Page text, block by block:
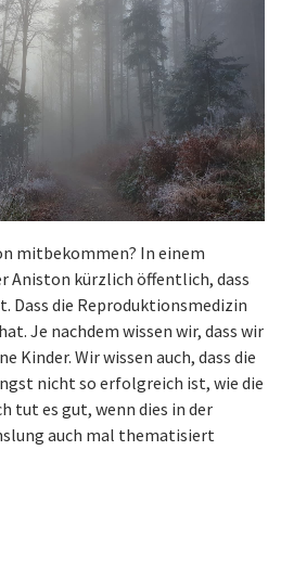
mitbekommen? In einem
Aniston kürzlich öffentlich, dass
Dass die Reproduktionsmedizin
Je nachdem wissen wir, dass wir
Kinder. Wir wissen auch, dass die
nicht so erfolgreich ist, wie die
tut es gut, wenn dies in der
auch mal thematisiert